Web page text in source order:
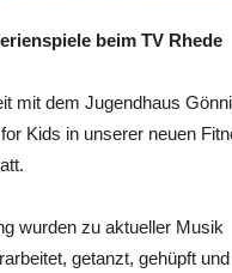
beim TV Rhede
mit dem Jugendhaus
Kids in unserer neuen
wurden zu aktueller Musik
getanzt, gehüpft